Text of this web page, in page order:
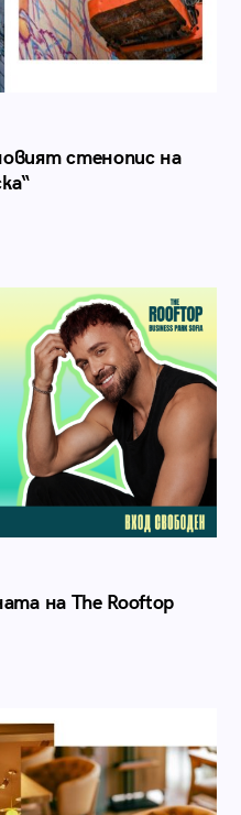
стенопис на
на The Rooftop